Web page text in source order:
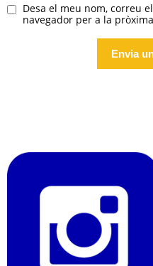
Desa el meu nom, correu
navegador per a la